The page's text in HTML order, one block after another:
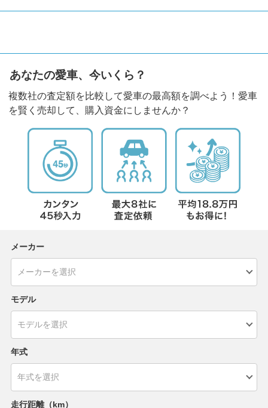
あなたの愛車、今いくら？
複数社の査定額を比較して愛車の最高額を調べよう！愛車
を賢く売却して、購入資金にしませんか？
メーカー
モデル
年式
走行距離（km）